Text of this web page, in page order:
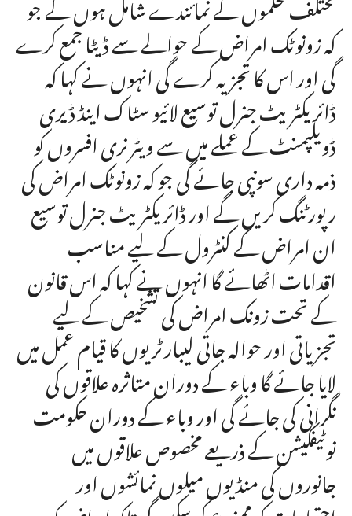
کہ زونوٹک امراض کے حوالے سے ڈیٹا جمع کرے
گی اور اس کا تجزیہ کرے گی انہوں نے کہا کہ
ڈائریکٹریٹ جنرل توسیع لائیو سٹاک اینڈ ڈیری
ڈویلپمنٹ کے عملے میں سے ویٹرنری افسروں کو
ذمہ داری سونپی جائے گی جو کہ زونوٹک امراض کی
رپورٹنگ کریں گے اور ڈائریکٹریٹ جنرل توسیع
ان امراض کے کنٹرول کے لیے مناسب
اقدامات اٹھائے گا انہوں نے کہا کہ اس قانون
کے تحت زونک امراض کی تشخیص کے لیے
تجزیاتی اور حوالہ جاتی لیبارٹریوں کا قیام عمل میں
لایا جائے گا وباء کے دوران متاثرہ علاقوں کی
نگرانی کی جائے گی اور وباء کے دوران حکومت
نوٹیفکیشن کے ذریعے مخصوص علاقوں میں
جانوروں کی منڈیوں میلوں نمائشوں اور